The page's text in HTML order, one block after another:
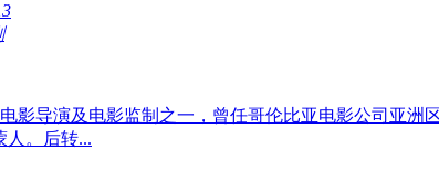
影导演及电影监制之一，曾任哥伦比亚电影公司亚
人。后转...